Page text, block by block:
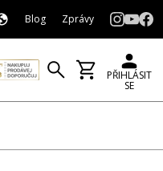
Blog Zprávy
PŘIHLÁSIT
SE